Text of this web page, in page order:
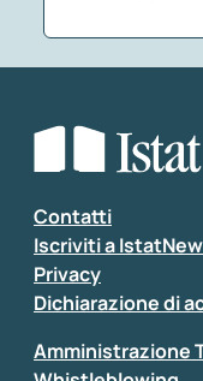
Seleziona la
Inserisci il tuo
Contatti
Iscriviti a
Privacy
Dichiarazione di
Amministrazione